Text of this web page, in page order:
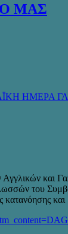
ΜΑΣ
ΗΜΕΡΑ
και
του